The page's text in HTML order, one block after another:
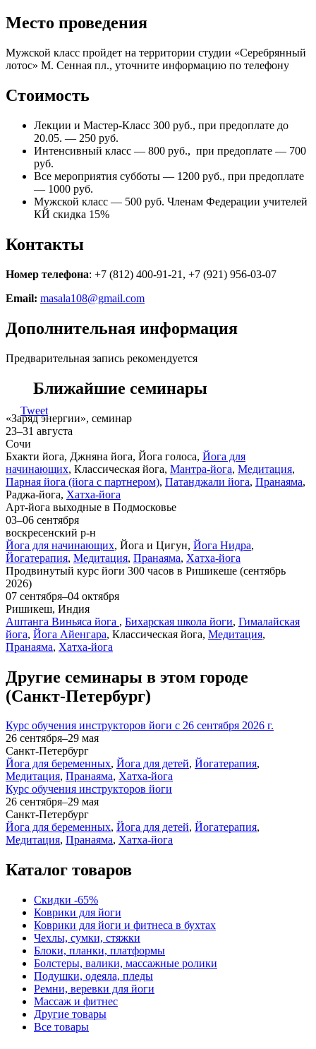
Место проведения
Мужской класс пройдет на территории студии «Серебрянный
лотос» М. Сенная пл., уточните информацию по телефону
Стоимость
Лекции и Мастер-Класс 300 руб., при предоплате до
20.05. — 250 руб.
Интенсивный класс — 800 руб., при предоплате — 700
руб.
Все мероприятия субботы — 1200 руб., при предоплате
— 1000 руб.
Мужской класс — 500 руб. Членам Федерации учителей
КЙ скидка 15%
Контакты
Номер телефона: +7 (812) 400-91-21, +7 (921) 956-03-07
Email: masala108@gmail.com
Дополнительная информация
Предварительная запись рекомендуется
Tweet
Ближайшие семинары
«Заряд энергии», семинар
23–31 августа
Сочи
Бхакти йога, Джняна йога, Йога голоса, Йога для
начинающих, Классическая йога, Мантра-йога, Медитация,
Парная йога (йога с партнером), Патанджали йога, Пранаяма,
Раджа-йога, Хатха-йога
Арт-йога выходные в Подмосковье
03–06 сентября
воскресенский р-н
Йога для начинающих, Йога и Цигун, Йога Нидра,
Йогатерапия, Медитация, Пранаяма, Хатха-йога
Продвинутый курс йоги 300 часов в Ришикеше (сентябрь
2026)
07 сентября–04 октября
Ришикеш, Индия
Аштанга Виньяса йога , Бихарская школа йоги, Гималайская
йога, Йога Айенгара, Классическая йога, Медитация,
Пранаяма, Хатха-йога
Другие семинары в этом городе
(Санкт-Петербург)
Курс обучения инструкторов йоги с 26 сентября 2026 г.
26 сентября–29 мая
Санкт-Петербург
Йога для беременных, Йога для детей, Йогатерапия,
Медитация, Пранаяма, Хатха-йога
Курс обучения инструкторов йоги
26 сентября–29 мая
Санкт-Петербург
Йога для беременных, Йога для детей, Йогатерапия,
Медитация, Пранаяма, Хатха-йога
Каталог товаров
Скидки -65%
Коврики для йоги
Коврики для йоги и фитнеса в бухтах
Чехлы, сумки, стяжки
Блоки, планки, платформы
Болстеры, валики, массажные ролики
Подушки, одеяла, пледы
Ремни, веревки для йоги
Массаж и фитнес
Другие товары
Все товары